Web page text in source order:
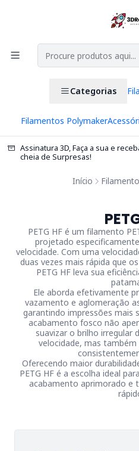
Categorias
Filamentos Polymaker
Assinatura 3D, Faça a sua e
cheia de Surpresas!
Início
PETG HF é um filamento
projetado
velocidade. Com uma
duas vezes mais rápida que
PETG HF leva sua
Ele aborda efetivamente
vazamento e aglomeração
garantindo impressões mais
acabamento fosco não
suavizar o brilho irregular
velocidade, mas
Oferecendo maior
PETG HF é a escolha ideal
acabamento aprimorado e